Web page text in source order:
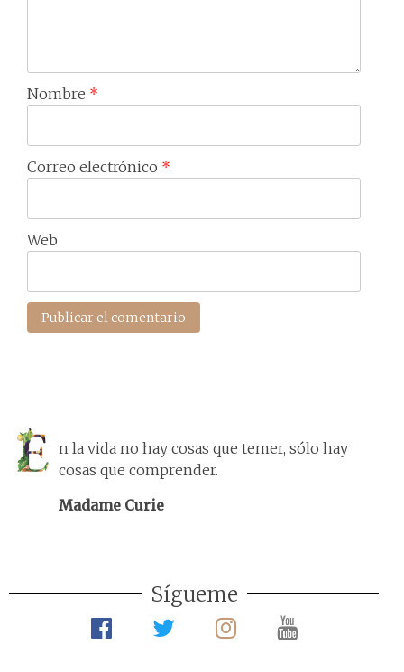
Nombre *
Correo electrónico *
Web
n la vida no hay cosas que temer, sólo hay
cosas que comprender.
Madame Curie
Sígueme